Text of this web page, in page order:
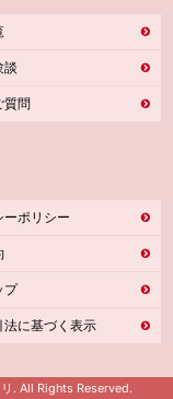
談
質問
ーポリシー
プ
法に基づく表示
. All Rights Reserved.